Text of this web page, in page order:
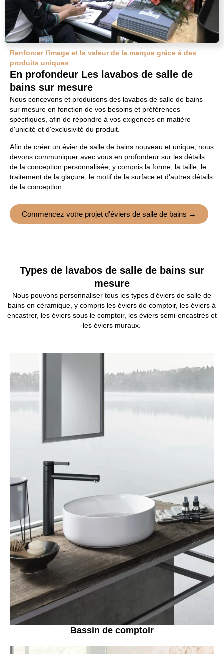
Renforcer l'image et la valeur de la marque grâce à des
produits uniques
En profondeur Les lavabos de salle de
bains sur mesure
Nous concevons et produisons des lavabos de salle de bains
sur mesure en fonction de vos besoins et préférences
spécifiques, afin de répondre à vos exigences en matière
d'unicité et d'exclusivité du produit.
Afin de créer un évier de salle de bains nouveau et unique, nous
devons communiquer avec vous en profondeur sur les détails
de la conception personnalisée, y compris la forme, la taille, le
traitement de la glaçure, le motif de la surface et d'autres détails
de la conception.
Commencez votre projet d'éviers de salle de bains →
Types de lavabos de salle de bains sur
mesure
Nous pouvons personnaliser tous les types d'éviers de salle de
bains en céramique, y compris les éviers de comptoir, les éviers à
encastrer, les éviers sous le comptoir, les éviers semi-encastrés et
les éviers muraux.
Bassin de comptoir